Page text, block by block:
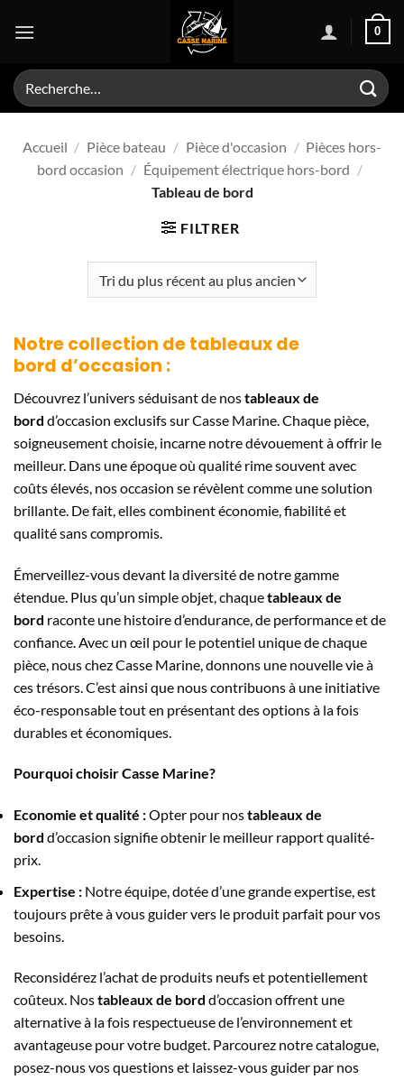
0
Recherche
pour :
Accueil / Pièce bateau / Pièce d'occasion / Pièces hors-
bord occasion / Équipement électrique hors-bord /
Tableau de bord
FILTRER
Notre collection detableaux de
bord d’occasion :
Découvrez l’univers séduisant de nostableaux de
bord d’occasion exclusifs sur Casse Marine. Chaque pièce,
soigneusement choisie, incarne notre dévouement à offrir le
meilleur. Dans une époque où qualité rime souvent avec
coûts élevés, nos occasion se révèlent comme une solution
brillante. De fait, elles combinent économie, fiabilité et
qualité sans compromis.
Émerveillez-vous devant la diversité de notre gamme
étendue. Plus qu’un simple objet, chaquetableaux de
bord raconte une histoire d’endurance, de performance et de
confiance. Avec un œil pour le potentiel unique de chaque
pièce, nous chez Casse Marine, donnons une nouvelle vie à
ces trésors. C’est ainsi que nous contribuons à une initiative
éco-responsable tout en présentant des options à la fois
durables et économiques.
Pourquoi choisir Casse Marine?
Economie et qualité :Opter pour nostableaux de
bord d’occasion signifie obtenir le meilleur rapport qualité-
prix.
Expertise : Notre équipe, dotée d’une grande expertise, est
toujours prête à vous guider vers le produit parfait pour vos
besoins.
Reconsidérez l’achat de produits neufs et potentiellement
coûteux. Nostableaux de bord d’occasion offrent une
alternative à la fois respectueuse de l’environnement et
avantageuse pour votre budget. Parcourez notre catalogue,
posez-nous vos questions et laissez-vous guider par nos